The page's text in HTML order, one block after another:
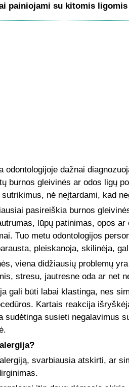
painiojami su kitomis ligomis
odontologijoje dažnai
burnos gleivinės ar odos ligų
nė neįtardami, kad
pasireiškia burnos
lūpų patinimas, opos
Tuo metu odontologijos
pleiskanoja, skilinėja,
viena didžiausių problemų
stresu, jautresne oda ar net
gali būti labai klastinga, nes
Kartais reakcija
sudėtinga susieti negalavimus
svarbiausia atskirti, ar